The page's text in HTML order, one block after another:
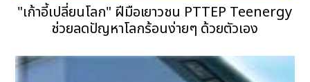
"เก้าอี้เปลี่ยนโลก" ฝีมือเยาวชน PTTEP Teenergy
ช่วยลดปัญหาโลกร้อนง่ายๆ ด้วยตัวเอง